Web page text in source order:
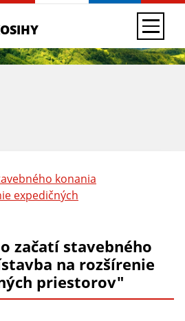
konania
expedičných
začatí stavebného
na rozšírenie
priestorov"